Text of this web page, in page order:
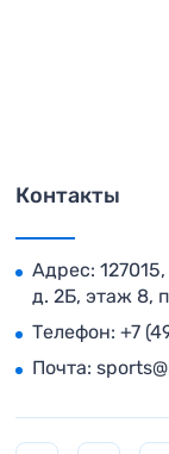
Контакты
Адрес:
д. 2Б, этаж 8,
Телефон: +7
Почта: